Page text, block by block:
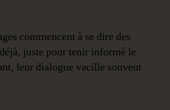
commencent à se dire des
juste pour tenir informé le
leur dialogue vacille souvent